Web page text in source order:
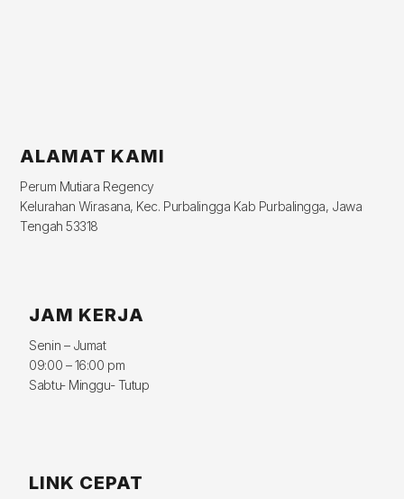
ALAMAT KAMI
Perum Mutiara Regency
Kelurahan Wirasana, Kec. Purbalingga Kab Purbalingga, Jawa
Tengah 53318
JAM KERJA
Senin – Jumat
09:00 – 16:00 pm
Sabtu- Minggu- Tutup
LINK CEPAT